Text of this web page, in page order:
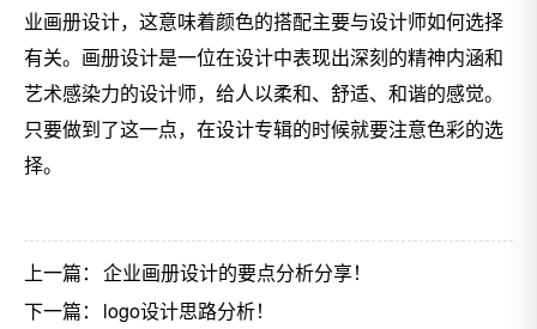
业画册设计，这意味着颜色的搭配主要与设计师如何选择
有关。画册设计是一位在设计中表现出深刻的精神内涵和
艺术感染力的设计师，给人以柔和、舒适、和谐的感觉。
只要做到了这一点，在设计专辑的时候就要注意色彩的选
择。
上一篇： 企业画册设计的要点分析分享！
下一篇：
logo设计思路分析！